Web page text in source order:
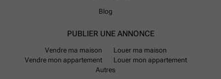
Blog
PUBLIER UNE ANNONCE
Vendre ma maison
Louer ma maison
Vendre mon appartement
Louer mon appartement
Autres